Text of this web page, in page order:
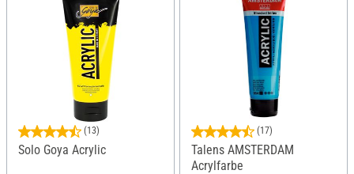
(13)
Solo Goya Acrylic
(17)
Talens AMSTERDAM
Acrylfarbe